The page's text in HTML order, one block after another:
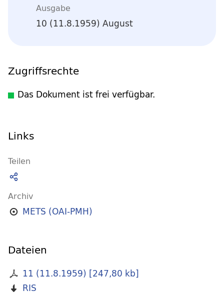
Ausgabe
10 (11.8.1959) August
Zugriffsrechte
Das Dokument ist frei verfügbar.
Links
Teilen
Archiv
METS (OAI-PMH)
Dateien
11 (11.8.1959) [247,80 kb]
RIS